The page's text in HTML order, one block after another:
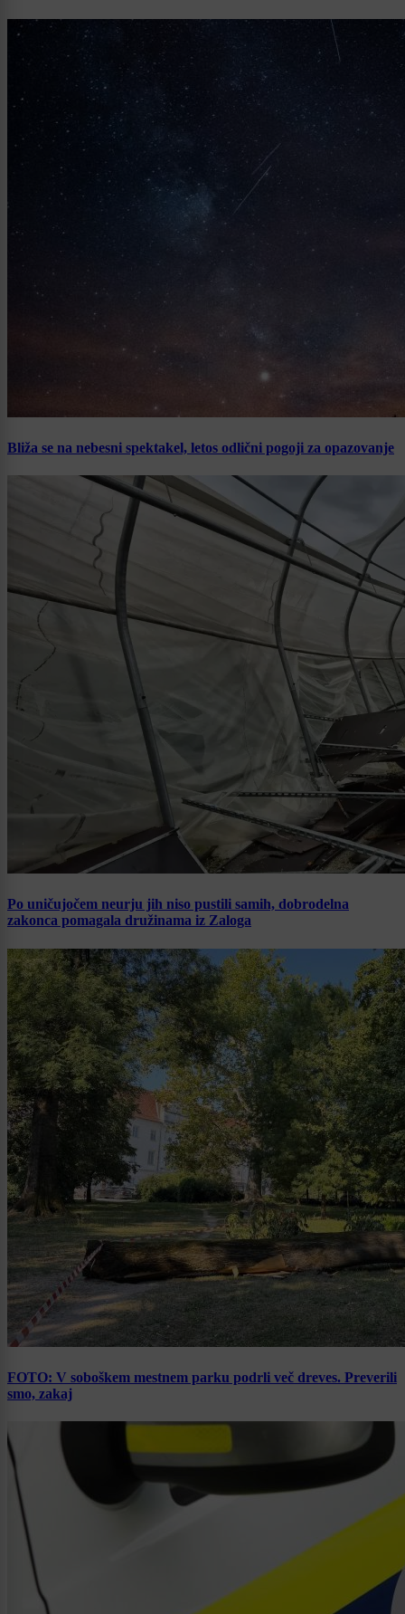
Bliža se na nebesni spektakel, letos odlični pogoji za opazovanje
Po uničujočem neurju jih niso pustili samih, dobrodelna
zakonca pomagala družinama iz Zaloga
FOTO: V soboškem mestnem parku podrli več dreves. Preverili
smo, zakaj